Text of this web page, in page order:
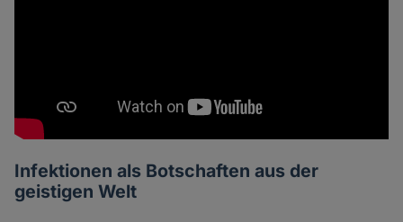
Infektionen als Botschaften aus der
geistigen Welt